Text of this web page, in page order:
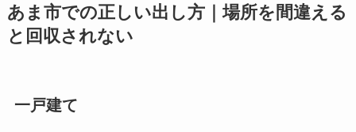
あま市での正しい出し方｜場所を間違える
と回収されない
一戸建て